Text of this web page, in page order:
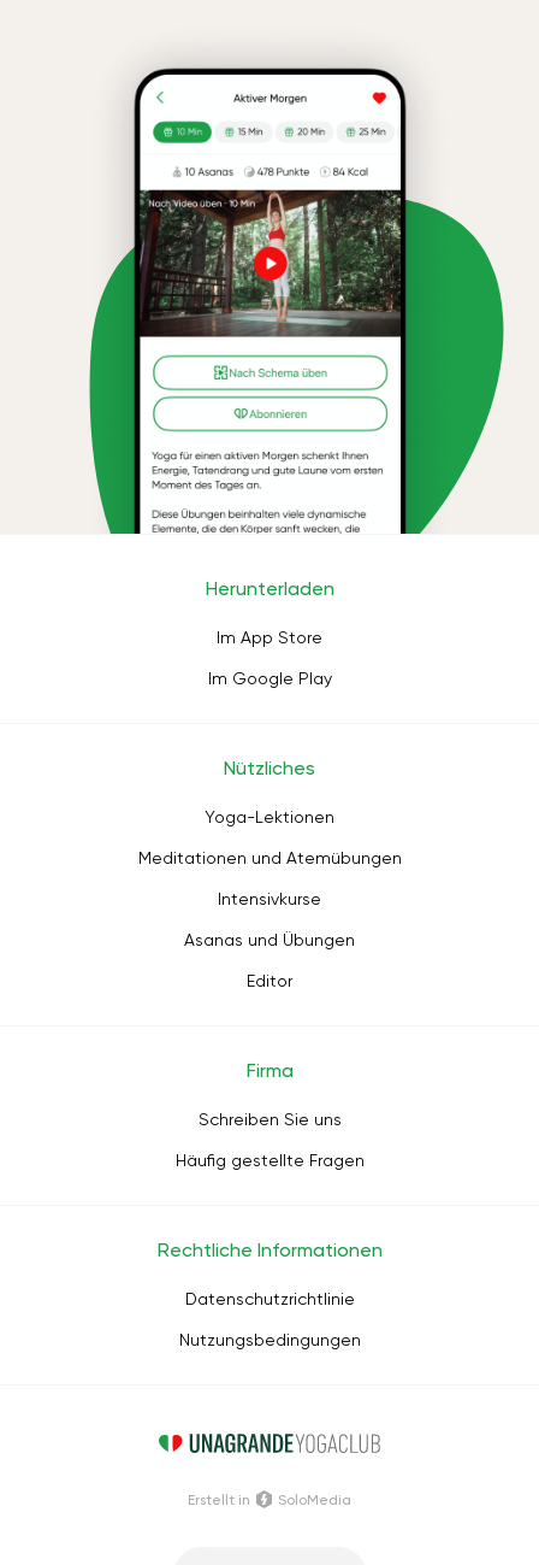
Herunterladen
Im App Store
Im Google Play
Nützliches
Yoga-Lektionen
Meditationen und Atemübungen
Intensivkurse
Asanas und Übungen
Editor
Firma
Schreiben Sie uns
Häufig gestellte Fragen
Rechtliche Informationen
Datenschutzrichtlinie
Nutzungsbedingungen
Erstellt in SoloMedia